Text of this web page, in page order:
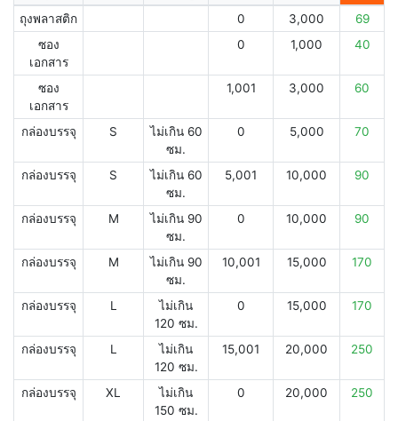
ถุงพลาสติก
0 3,000
69
ซอง
เอกสาร
0 1,000 40
ซอง
เอกสาร
1,001 3,000 60
กล่องบรรจุ S
ไม่เกิน 60
ซม.
0 5,000 70
กล่องบรรจุ S
ไม่เกิน 60
ซม.
5,001 10,000 90
กล่องบรรจุ M
ไม่เกิน 90
ซม.
0 10,000 90
กล่องบรรจุ M
ไม่เกิน 90
ซม.
10,001 15,000 170
กล่องบรรจุ L
ไม่เกิน
120 ซม.
0 15,000 170
กล่องบรรจุ L
ไม่เกิน
120 ซม.
15,001 20,000 250
กล่องบรรจุ XL
ไม่เกิน
150 ซม.
0 20,000 250